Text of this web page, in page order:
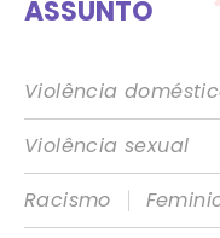
ASSUNTO
Violência
Violência sexual
Racismo
|